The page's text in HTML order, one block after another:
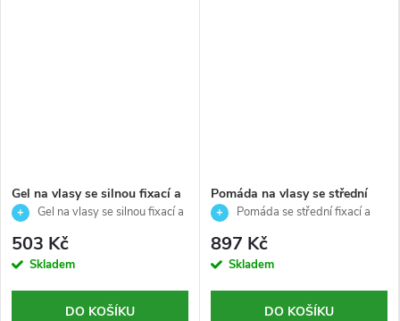
Gel na vlasy se silnou fixací a
leskem-Styling-American
Gel na vlasy se silnou fixací a
503 Kč
Skladem
DO KOŠÍKU
Pomáda na vlasy se střední
fixací a matným vzhledem –
Fiber - Reuzel - 340 g
Pomáda se střední fixací a
897 Kč
Skladem
DO KOŠÍKU